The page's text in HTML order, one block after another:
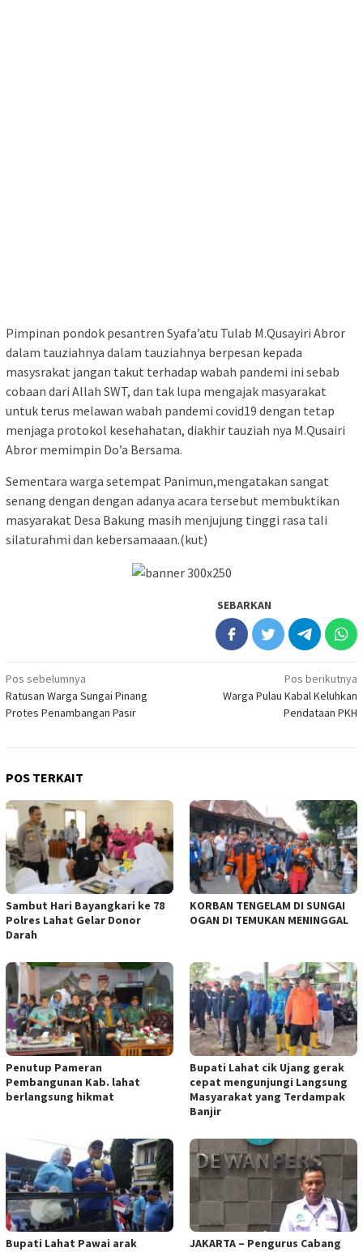
Pimpinan pondok pesantren Syafa’atu Tulab M.Qusayiri Abror
dalam tauziahnya dalam tauziahnya berpesan kepada
masysrakat jangan takut terhadap wabah pandemi ini sebab
cobaan dari Allah SWT, dan tak lupa mengajak masyarakat
untuk terus melawan wabah pandemi covid19 dengan tetap
menjaga protokol kesehahatan, diakhir tauziah nya M.Qusairi
Abror memimpin Do’a Bersama.
Sementara warga setempat Panimun,mengatakan sangat
senang dengan dengan adanya acara tersebut membuktikan
masyarakat Desa Bakung masih menjujung tinggi rasa tali
silaturahmi dan kebersamaaan.(kut)
SEBARKAN
Navigasi
pos
Pos sebelumnya
Ratusan Warga Sungai Pinang
Protes Penambangan Pasir
Pos berikutnya
Warga Pulau Kabal Keluhkan
Pendataan PKH
POS TERKAIT
Sambut Hari Bayangkari ke 78
Polres Lahat Gelar Donor
Darah
KORBAN TENGELAM DI SUNGAI
OGAN DI TEMUKAN MENINGGAL
Penutup Pameran
Pembangunan Kab. lahat
berlangsung hikmat
Bupati Lahat cik Ujang gerak
cepat mengunjungi Langsung
Masyarakat yang Terdampak
Banjir
Bupati Lahat Pawai arak
JAKARTA – Pengurus Cabang